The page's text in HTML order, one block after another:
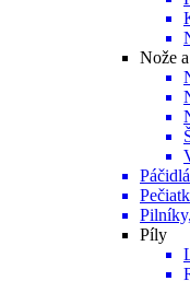
Nože
Páčidlá
Píly